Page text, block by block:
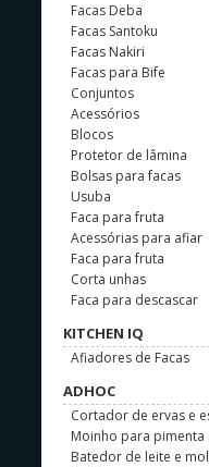
Facas Deba
Facas Santoku
Facas Nakiri
Facas para Bife
Conjuntos
Acessórios
Blocos
Protetor de lâmina
Bolsas para facas
Usuba
Faca para fruta
Acessórias para afiar
Faca para fruta
Corta unhas
Faca para descascar
KITCHEN IQ
Afiadores de Facas
ADHOC
Cortador de ervas e
Moinho para pimenta
Batedor de leite e